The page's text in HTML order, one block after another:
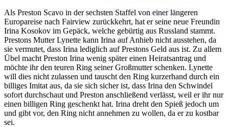
Als Preston Scavo in der sechsten Staffel von einer längeren
Europareise nach Fairview zurückkehrt, hat er seine neue Freundin
Irina Kosokov im Gepäck, welche gebürtig aus Russland stammt.
Prestons Mutter Lynette kann Irina auf Anhieb nicht ausstehen, da
sie vermutet, dass Irina lediglich auf Prestons Geld aus ist. Zu allem
Übel macht Preston Irina wenig später einen Heiratsantrag und
möchte ihr den teuren Ring seiner Großmutter schenken. Lynette
will dies nicht zulassen und tauscht den Ring kurzerhand durch ein
billiges Imitat aus, da sie sich sicher ist, dass Irina den Schwindel
sofort durchschaut und Preston anschließend verlässt, weil er ihr nur
einen billigen Ring geschenkt hat. Irina dreht den Spieß jedoch um
und gibt vor, den Ring nicht annehmen zu wollen, da er zu kostbar
sei.